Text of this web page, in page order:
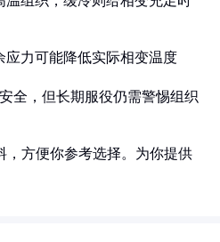
应力可能降低实际相变温度
全，但长期服役仍需警惕组织
，方便你参考选择。为你提供